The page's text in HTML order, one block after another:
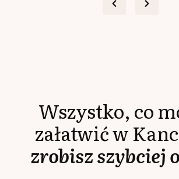
Wszystko, co
załatwić w
zrobisz szybciej